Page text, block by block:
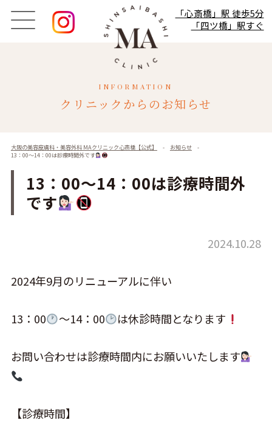
「心斎橋」駅 徒歩5分
「四ツ橋」駅すぐ
INFORMATION
クリニックからのお知らせ
大阪の美容皮膚科・美容外科 MAクリニック心斎橋【公式】 - お知らせ-
13：00～14：00は診療時間外です
13：00～14：00は診療時間外
です
2024.10.28
2024年9月のリニューアルに伴い
13：00 ～14：00 は休診時間となります
お問い合わせは診療時間内にお願いいたします
【診療時間】